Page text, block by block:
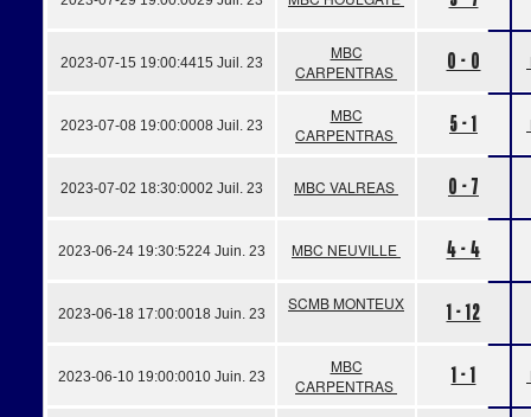
2023-07-15 19:00:4415 Juil. 23
MBC
CARPENTRAS
0 - 0
2023-07-08 19:00:0008 Juil. 23
MBC
CARPENTRAS
5 - 1
2023-07-02 18:30:0002 Juil. 23 MBC VALREAS 0 - 7
2023-06-24 19:30:5224 Juin. 23 MBC NEUVILLE 4 - 4
2023-06-18 17:00:0018 Juin. 23
SCMB MONTEUX 1 - 12
2023-06-10 19:00:0010 Juin. 23
MBC
CARPENTRAS
1 - 1